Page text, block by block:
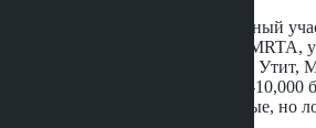
Оранжевая линия метро, восточный
открылся в 2027 году по плану MRTA,
арендные ставки. Районы Прача Утит,
показывают предложения 8,000-10,000
квадратных метров. Здания новые, но